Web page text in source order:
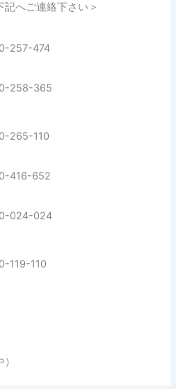
記へご連絡下さい＞
257-474
258-365
265-110
416-652
024-024
119-110